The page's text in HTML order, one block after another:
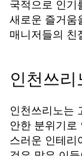
국적으로 인기
새로운 즐거움
매니저들의 친
인천쓰
인천쓰리노는
안한 분위기로
스러운 인테리